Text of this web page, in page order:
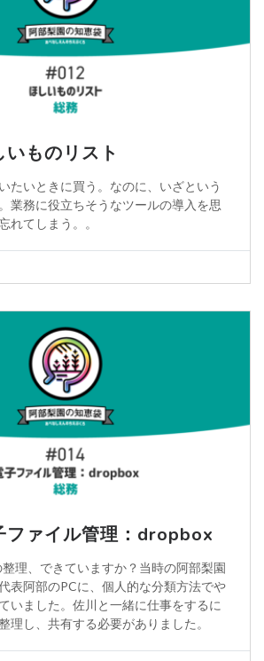
ものリスト
たいときに買う。なのに、いざという
業務に役立ちそうなツールの導入を思
れてしまう。。
ファイル管理：dropbox
理、できていますか？当時の阿部梨園
表阿部のPCに、個人的な分類方法でや
いました。佐川と一緒に仕事をするに
理し、共有する必要がありました。